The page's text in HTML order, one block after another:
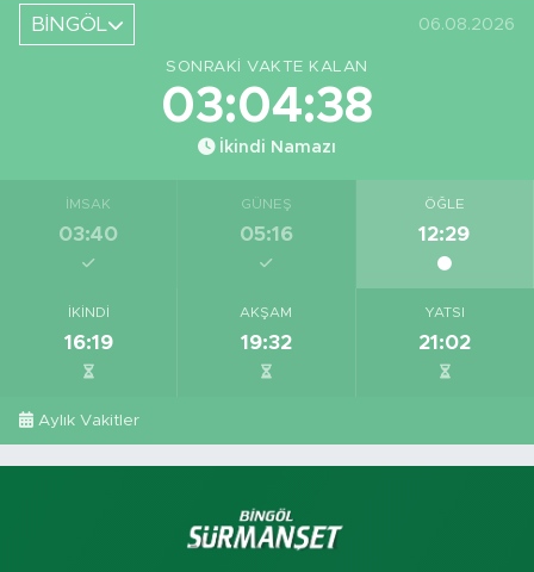
BİNGÖL 06.08.2026
SONRAKI VAKTE KALAN
03:04:37
İkindi Namazı
İMSAK
03:40
GÜNEŞ
05:16
ÖĞLE
12:29
İKINDI
16:19
AKŞAM
19:32
YATSI
21:02
Aylık Vakitler